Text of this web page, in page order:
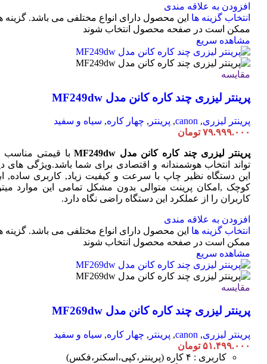
افزودن به علاقه مندی
انتخاب گزینه ها این محصول دارای انواع مختلفی می باشد. گزینه
ممکن است در صفحه محصول انتخاب شوند
مشاهده سریع
مقایسه
پرینتر لیزری چند کاره کانن مدل MF249dw
پرینتر لیزری,
canon
, پرینتر , چهار کاره, سیاه و سفید
۷۹.۹۹۹.۰۰۰ تومان
پرینتر لیزری چند کاره کانن مدل MF249dw
با قیمتی
تواند انتخاب هوشمندانه و اقتصادی برای شما باشد.ویژگی های
این دستگاه نظیر چاپ با سرعت و کیفیت زیاد, کاربری ساده,
کوچک ,امکان پرینت متوالی بدون مشکل تمامی این موارد
کاربران را از عملکرد این دستگاه راضی نگاه دارد.
افزودن به علاقه مندی
انتخاب گزینه ها این محصول دارای انواع مختلفی می باشد. گزینه
ممکن است در صفحه محصول انتخاب شوند
مشاهده سریع
مقایسه
پرینتر لیزری چند کاره کانن مدل MF269dw
پرینتر لیزری,
canon
, پرینتر , چهار کاره, سیاه و سفید
۵۱.۴۹۹.۰۰۰ تومان
کاربری : ۴ کاره (پرینتر،کپی،اسکنر،فکس)